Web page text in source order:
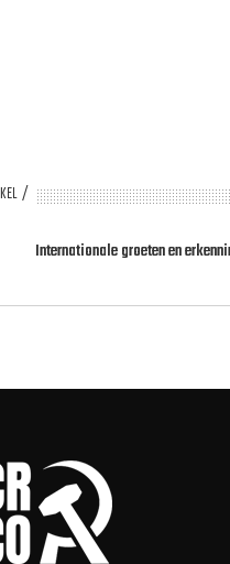
Internationale groeten en